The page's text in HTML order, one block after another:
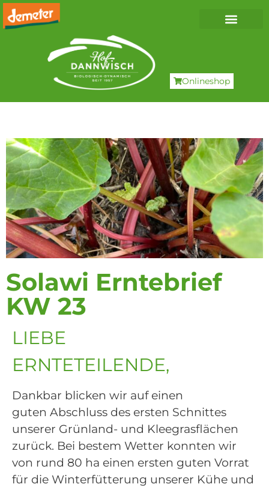
Onlineshop
Solawi Erntebrief
KW 23
LIEBE
ERNTETEILENDE,
Dankbar blicken wir auf einen
guten Abschluss des ersten Schnittes
unserer Grünland- und Kleegrasflächen
zurück. Bei bestem Wetter konnten wir
von rund 80 ha einen ersten guten Vorrat
für die Winterfütterung unserer Kühe und